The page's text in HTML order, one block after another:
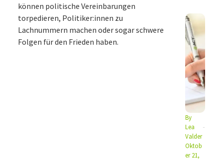
können politische Vereinbarungen
torpedieren, Politiker:innen zu
Lachnummern machen oder sogar schwere
Folgen für den Frieden haben.
By
Lea
Valder
Oktob
er 21,